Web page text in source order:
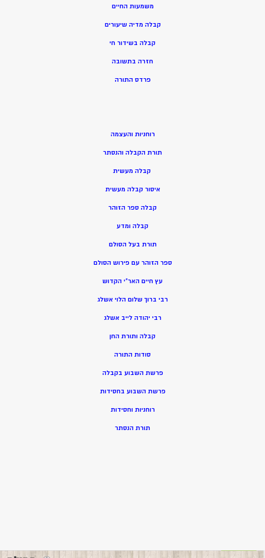
משמעות החיים
קבלה מדיה שיעורים
קבלה בשידור חי
חזרה בתשובה
פרדס התורה
רוחניות והעצמה
תורת הקבלה והנסתר
קבלה מעשית
איסור קבלה מעשית
קבלה ספר הזוהר
קבלה ומדע
תורת בעל הסולם
ספר הזוהר עם פירוש הסולם
עץ חיים האר”י הקדוש
רבי ברוך שלום הלוי אשלג
רבי יהודה לייב אשלג
קבלה ותורת החן
סודות התורה
פרשת השבוע בקבלה
פרשת השבוע בחסידות
רוחניות וחסידות
תורת הנסתר